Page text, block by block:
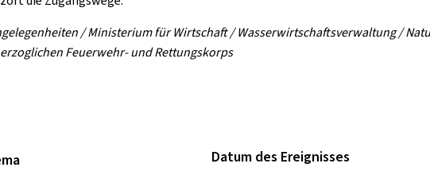
/ Ministerium für Wirtschaft / Wasserwirtschaftsverwaltung /
Feuerwehr- und Rettungskorps
Datum des Ereignisses